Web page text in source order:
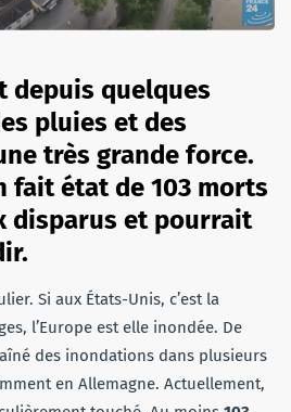
depuis quelques
pluies et des
très grande force.
fait état de 103 morts
disparus et pourrait
Si aux États-Unis, c’est la
l’Europe est elle inondée. De
des inondations dans plusieurs
en Allemagne. Actuellement,